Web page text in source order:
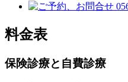
料金表
保険診療と自費診療